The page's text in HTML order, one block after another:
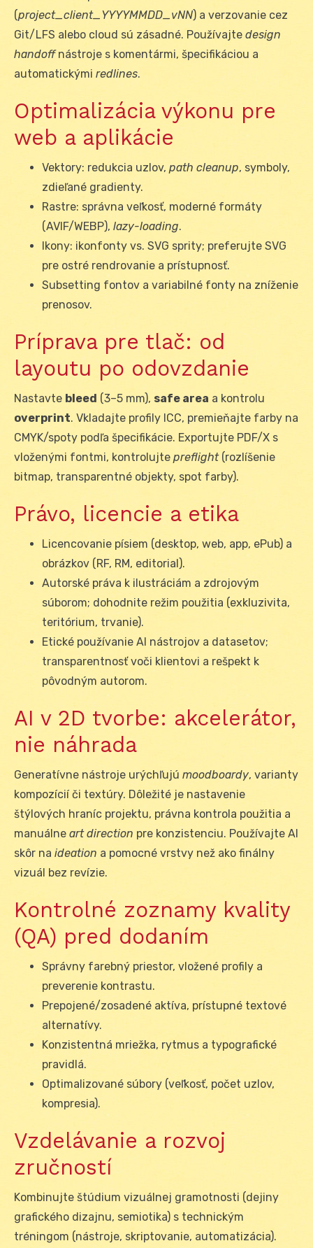
(project_client_YYYYMMDD_vNN) a verzovanie cez
Git/LFS alebo cloud sú zásadné. Používajte design
handoffnástroje s komentármi, špecifikáciou a
automatickými redlines.
Optimalizácia výkonu pre
web a aplikácie
Vektory: redukcia uzlov, path cleanup, symboly,
zdieľané gradienty.
Rastre: správna veľkosť, moderné formáty
(AVIF/WEBP), lazy-loading.
Ikony: ikonfonty vs. SVG sprity; preferujte SVG
pre ostré rendrovanie a prístupnosť.
Subsetting fontov a variabilné fonty na zníženie
prenosov.
Príprava pre tlač: od
layoutu po odovzdanie
Nastavte bleed (3–5 mm), safe area a kontrolu
overprint. Vkladajte profily ICC, premieňajte farby na
CMYK/spoty podľa špecifikácie. Exportujte PDF/X s
vloženými fontmi, kontrolujte preflight(rozlíšenie
bitmap, transparentné objekty, spot farby).
Právo, licencie a etika
Licencovanie písiem (desktop, web, app, ePub) a
obrázkov (RF, RM, editorial).
Autorské práva k ilustráciám a zdrojovým
súborom; dohodnite režim použitia (exkluzivita,
teritórium, trvanie).
Etické používanie AI nástrojov a datasetov;
transparentnosť voči klientovi a rešpekt k
pôvodným autorom.
AI v 2D tvorbe: akcelerátor,
nie náhrada
Generatívne nástroje urýchľujú moodboardy, varianty
kompozícií či textúry. Dôležité je nastavenie
štýlových hraníc projektu, právna kontrola použitia a
manuálne art direction pre konzistenciu. Používajte AI
skôr na ideation a pomocné vrstvy než ako finálny
vizuál bez revízie.
Kontrolné zoznamy kvality
(QA) pred dodaním
Správny farebný priestor, vložené profily a
preverenie kontrastu.
Prepojené/zosadené aktíva, prístupné textové
alternatívy.
Konzistentná mriežka, rytmus a typografické
pravidlá.
Optimalizované súbory (veľkosť, počet uzlov,
kompresia).
Vzdelávanie a rozvoj
zručností
Kombinujte štúdium vizuálnej gramotnosti (dejiny
grafického dizajnu, semiotika) s technickým
tréningom (nástroje, skriptovanie, automatizácia).